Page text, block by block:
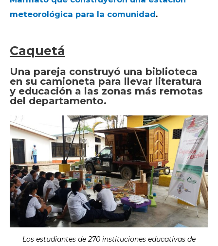
meteorológica para la comunidad.
Caquetá
Una pareja construyó una biblioteca
en su camioneta para llevar literatura
y educación a las zonas más remotas
del departamento.
Los estudiantes de 270 instituciones educativas de